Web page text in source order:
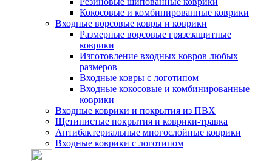
Кокосовые и комбинированные коврики
Входные ворсовые ковры и коврики
Размерные ворсовые грязезащитные
коврики
Изготовление входных ковров любых
размеров
Входные ковры с логотипом
Входные кокосовые и комбинированные
коврики
Входные коврики и покрытия из ПВХ
Щетинистые покрытия и коврики-травка
Антибактериальные многослойные коврики
Входные коврики с логотипом